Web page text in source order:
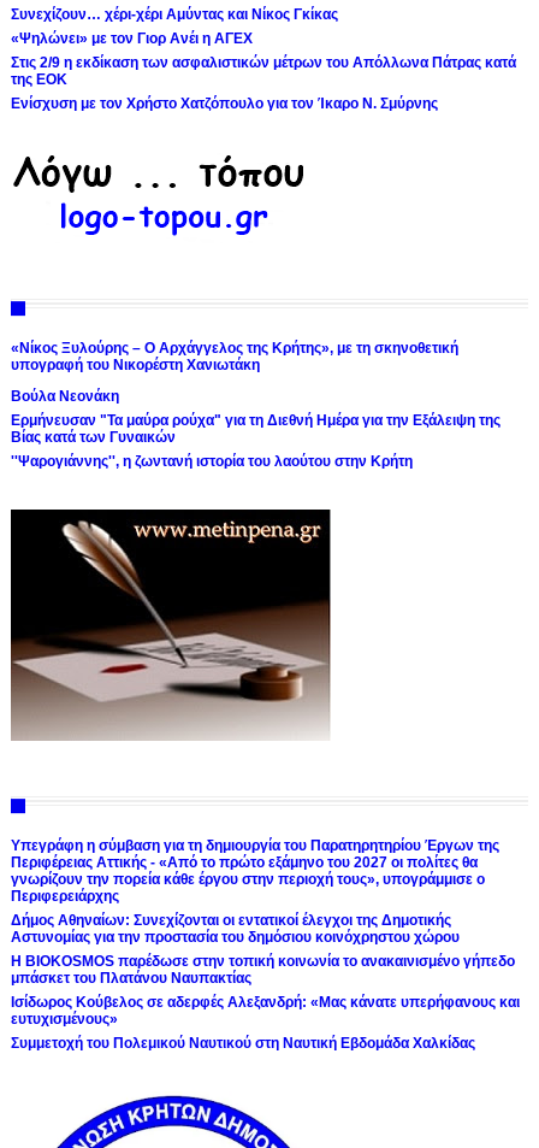
Συνεχίζουν… χέρι-χέρι Αμύντας και Νίκος Γκίκας
«Ψηλώνει» με τον Γιορ Ανέι η ΑΓΕΧ
Στις 2/9 η εκδίκαση των ασφαλιστικών μέτρων του Απόλλωνα Πάτρας κατά
της ΕΟΚ
Ενίσχυση με τον Χρήστο Χατζόπουλο για τον Ίκαρο Ν. Σμύρνης
«Νίκος Ξυλούρης – Ο Αρχάγγελος της Κρήτης», με τη σκηνοθετική
υπογραφή του Νικορέστη Χανιωτάκη
Βούλα Νεονάκη
Ερμήνευσαν "Τα μαύρα ρούχα" για τη Διεθνή Ημέρα για την Εξάλειψη της
Βίας κατά των Γυναικών
''Ψαρογιάννης'', η ζωντανή ιστορία του λαούτου στην Κρήτη
Υπεγράφη η σύμβαση για τη δημιουργία του Παρατηρητηρίου Έργων της
Περιφέρειας Αττικής - «Από το πρώτο εξάμηνο του 2027 οι πολίτες θα
γνωρίζουν την πορεία κάθε έργου στην περιοχή τους», υπογράμμισε ο
Περιφερειάρχης
Δήμος Αθηναίων: Συνεχίζονται οι εντατικοί έλεγχοι της Δημοτικής
Αστυνομίας για την προστασία του δημόσιου κοινόχρηστου χώρου
Η BIOKOSMOS παρέδωσε στην τοπική κοινωνία το ανακαινισμένο γήπεδο
μπάσκετ του Πλατάνου Ναυπακτίας
Ισίδωρος Κούβελος σε αδερφές Αλεξανδρή: «Μας κάνατε υπερήφανους και
ευτυχισμένους»
Συμμετοχή του Πολεμικού Ναυτικού στη Ναυτική Εβδομάδα Χαλκίδας